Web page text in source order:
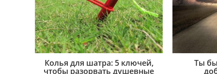
Колья для шатра: 5 ключей,
чтобы разорвать душевные
Ты